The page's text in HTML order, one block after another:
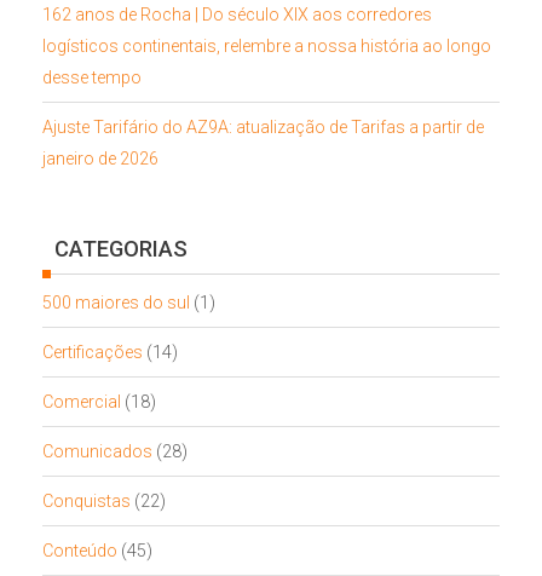
162 anos de Rocha | Do século XIX aos corredores
logísticos continentais, relembre a nossa história ao longo
desse tempo
Ajuste Tarifário do AZ9A: atualização de Tarifas a partir de
janeiro de 2026
CATEGORIAS
500 maiores do sul (1)
Certificações (14)
Comercial (18)
Comunicados (28)
Conquistas (22)
Conteúdo (45)